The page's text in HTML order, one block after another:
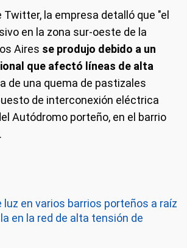
Twitter, la empresa detalló que "el
en la zona sur-oeste de la
Aires se produjo debido a un
que afectó líneas de alta
de una quema de pastizales
de interconexión eléctrica
Autódromo porteño, en el barrio
en varios barrios porteños a raíz
en la red de alta tensión de